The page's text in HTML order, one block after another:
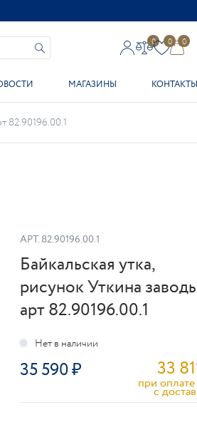
0 0 0
МАГАЗИНЫ КОНТАКТЫ
82.90196.00.1
АРТ. 82.90196.00.1
Байкальская утка,
рисунок Уткина
арт 82.90196.00.1
35 590 33
при
c